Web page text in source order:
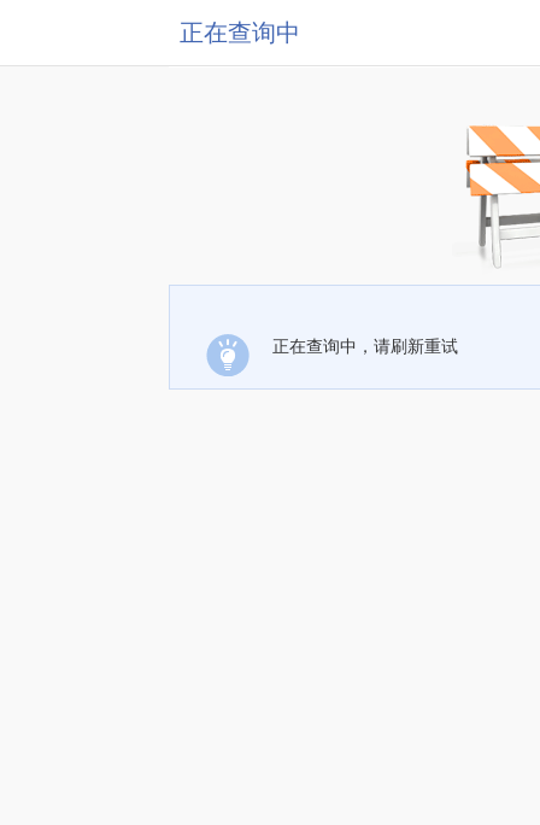
正在查询中
正在查询中，请刷新重试